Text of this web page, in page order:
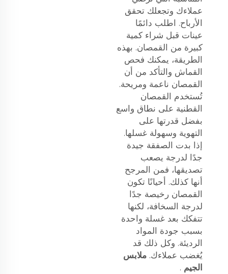
عملاءك وتجعلك تحقق
الأرباح. اطلب دائمًا
عينات قبل شراء كمية
كبيرة من القمصان. بهذه
الطريقة، يمكنك فحص
القماش والتأكد من أن
القمصان ناعمة ومريحة.
تُستخدم القمصان
القطنية على نطاق واسع
بفضل قدرتها على
التهوية وسهولة غسلها.
إذا بدت الصفقة جيدة
جدًا لدرجة يصعب
تصديقها، فمن المرجح
أنها كذلك. أحيانًا تكون
القمصان رخيصة جدًا
لدرجة السخافة، لكنها
تتفكك بعد غسلة واحدة
بسبب جودة المواد
الرديئة. وكل ذلك قد
يُغضب عملاءك. ملابس
الجيم .